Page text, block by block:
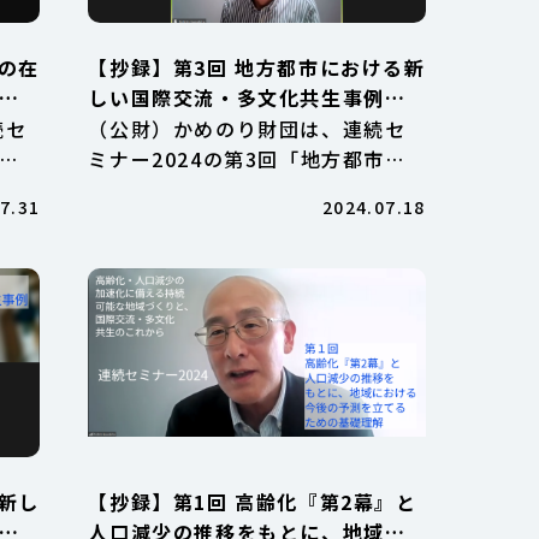
在
動
【抄録】第3回 地方都市における新
しい国際交流・多文化共生事例／
高齢化・人口減少の加速化に備え
る持続可能な地域づくりと、 国際
（公財）かめのり財団は、連続セ
ミナー2024の第3回「地方都市に
生事例」を、2024年7月1日
た。菅原 渉 氏（菅原工業）、山口
ちえ 氏（東川日本語学校 多文 […]
2024.07.18
し
【抄録】第1回 高齢化『第2幕』と
人口減少の推移をもとに、地域に